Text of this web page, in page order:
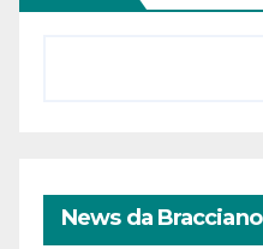
News da Bracciano